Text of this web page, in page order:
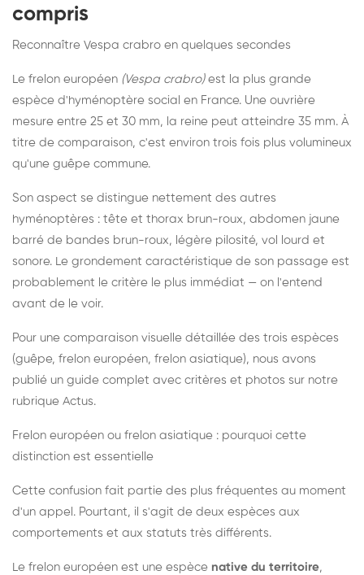
compris
Reconnaître Vespa crabro en quelques secondes
Le frelon européen (Vespa crabro)est la plus grande
espèce d'hyménoptère social en France. Une ouvrière
mesure entre 25 et 30 mm, la reine peut atteindre 35 mm. À
titre de comparaison, c'est environ trois fois plus volumineux
qu'une guêpe commune.
Son aspect se distingue nettement des autres
hyménoptères : tête et thorax brun-roux, abdomen jaune
barré de bandes brun-roux, légère pilosité, vol lourd et
sonore. Le grondement caractéristique de son passage est
probablement le critère le plus immédiat — on l'entend
avant de le voir.
Pour une comparaison visuelle détaillée des trois espèces
(guêpe, frelon européen, frelon asiatique), nous avons
publié un guide complet avec critères et photos sur notre
rubrique Actus.
Frelon européen ou frelon asiatique : pourquoi cette
distinction est essentielle
Cette confusion fait partie des plus fréquentes au moment
d'un appel. Pourtant, il s'agit de deux espèces aux
comportements et aux statuts très différents.
Le frelon européen est une espèce native du territoire,